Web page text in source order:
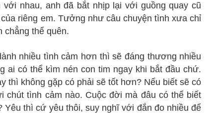
nhau, anh đã bắt nhịp lại với guồng quay cũ
riêng em. Tưởng như câu chuyện tình xưa chỉ
chẳng thể quên.
nhiều tình cảm hơn thì sẽ đáng thương nhiều
ai có thể kìm nén con tim ngay khi bắt đầu chứ.
thì không gặp có phải sẽ tốt hơn? Nếu biết sẽ có
chút tình cảm nào. Cuộc đời mà đâu có thể biết
thì cứ yêu thôi, suy nghĩ với đắn đo nhiều để